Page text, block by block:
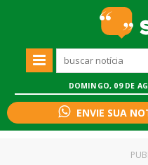
DOMINGO, 09 DE
ENVIE SUA